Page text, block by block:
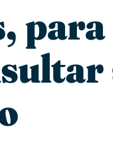
para